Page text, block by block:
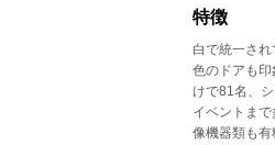
特徴
白で統一さ
色のドアも
けで81名、
イベントま
像機器類も